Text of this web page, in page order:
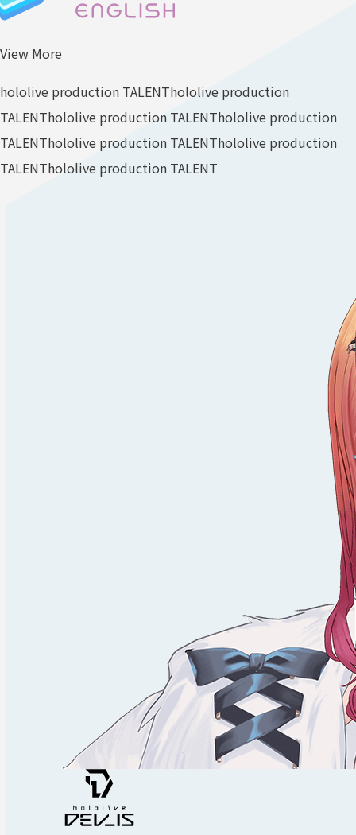
View More
hololive production TALENThololive production
TALENThololive production TALENThololive production
TALENThololive production TALENThololive production
TALENThololive production TALENT